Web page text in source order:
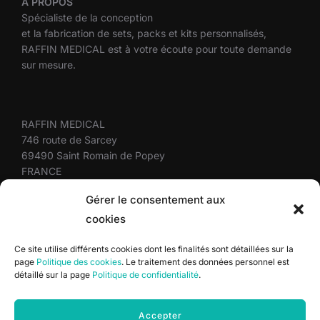
Gérer le consentement aux
cookies
Ce site utilise différents cookies dont les finalités sont détaillées sur la
page Politique des cookies. Le traitement des données personnel est
détaillé sur la page Politique de confidentialité.
Accepter
Spécialiste de la conception
et la fabrication de sets, packs et kits personnalisés,
RAFFIN MEDICAL est à votre écoute pour toute demande
sur mesure.
RAFFIN MEDICAL
746 route de Sarcey
69490 Saint Romain de Popey
FRANCE
Plan du site
Mentions légales
Politique de confidentialité